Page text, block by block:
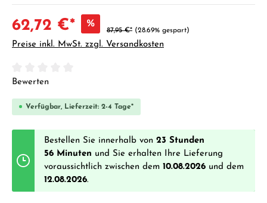
62,72 €* %
87,95 €* (28.69% gespart)
Preise inkl. MwSt. zzgl. Versandkosten
Durchschnittliche Bewertung von 0 von 5 Sternen
Bewerten
Verfügbar, Lieferzeit: 2-4 Tage*
Bestellen Sie innerhalb von 23 Stunden
56 Minuten und Sie erhalten Ihre Lieferung
voraussichtlich zwischen dem 10.08.2026 und dem
12.08.2026.